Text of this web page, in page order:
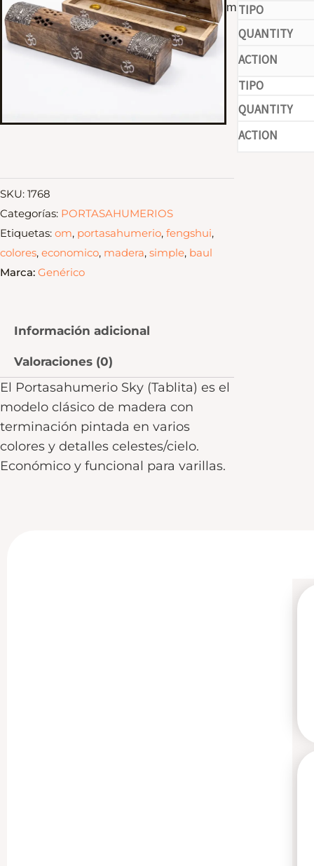
mano.
SKU: 1768
Categorías: PORTASAHUMERIOS
Etiquetas: om, portasahumerio, fengshui,
colores, economico, madera, simple, baul
Marca: Genérico
Información adicional
Valoraciones (0)
El Portasahumerio Sky (Tablita) es el
modelo clásico de madera con
terminación pintada en varios
colores y detalles celestes/cielo.
Económico y funcional para varillas.